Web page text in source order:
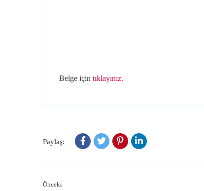
Belge için tıklayınız.
Paylaş:
Önceki